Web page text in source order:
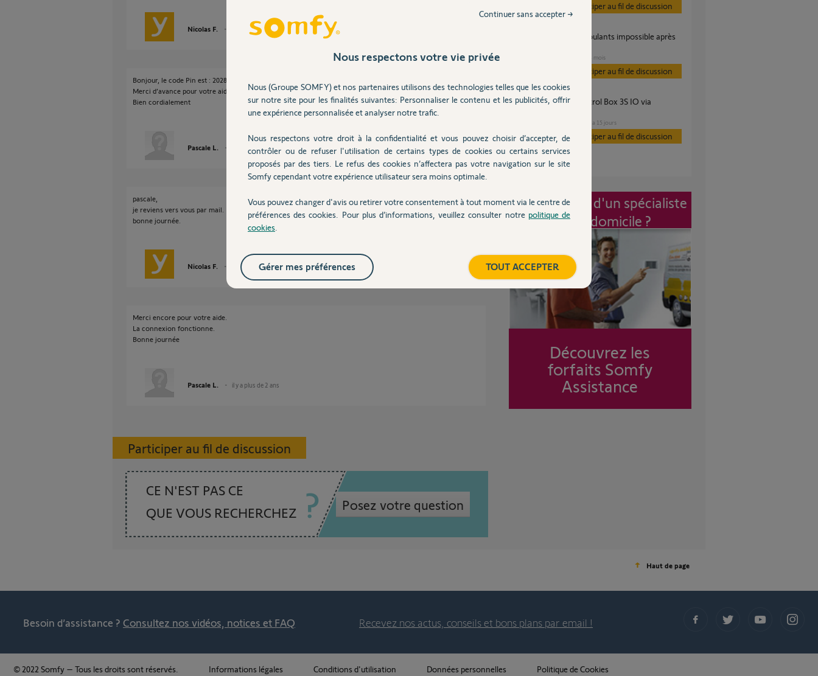
Nicolas F. il y a plus de 2 ans
Bonjour, le code Pin est : 2028-9579-3056
Merci d’avance pour votre aide.
Bien cordialement
Pascale L. il y a plus de 2 ans
pascale,
je reviens vers vous par mail.
bonne journée.
Nicolas F. il y a plus de 2 ans
Merci encore pour votre aide.
La connexion fonctionne.
Bonne journée
Pascale L. il y a plus de 2 ans
Participer au fil de discussion
CE N'EST PAS CE
QUE VOUS RECHERCHEZ
Posez votre question
Participer au fil de discussion
il y a 4 mois
Participer au fil de discussion
Pilotage portail Control Box 3S IO via
il y a 15 jours
Participer au fil de discussion
Intervention d'un spécialiste
à mon domicile ?
Découvrez les
forfaits Somfy
Assistance
Haut de page
Besoin d’assistance ? Consultez nos vidéos, notices et FAQ Recevez nos actus, conseils et bons plans par email !
© 2022 Somfy – Tous les droits sont réservés. Informations légales Conditions d'utilisation Données personnelles Politique de Cookies
Nous respectons votre vie privée
Nous (Groupe SOMFY) et nos partenaires utilisons des technologies telles que les cookies
sur notre site pour les finalités suivantes: Personnaliser le contenu et les publicités, offrir
une expérience personnalisée et analyser notre trafic.
Nous respectons votre droit à la confidentialité et vous pouvez choisir d’accepter, de
contrôler ou de refuser l'utilisation de certains types de cookies ou certains services
proposés par des tiers. Le refus des cookies n’affectera pas votre navigation sur le site
Somfy cependant votre expérience utilisateur sera moins optimale.
Vous pouvez changer d'avis ou retirer votre consentement à tout moment via le centre de
préférences des cookies. Pour plus d’informations, veuillez consulter notre politique de
cookies
Continuer sans accepter →
TOUT ACCEPTER
Gérer mes préférences